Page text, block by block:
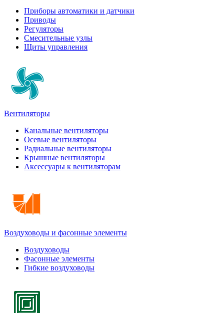
Приборы автоматики и датчики
Приводы
Регуляторы
Смесительные узлы
Щиты управления
Вентиляторы
Канальные вентиляторы
Осевые вентиляторы
Радиальные вентиляторы
Крышные вентиляторы
Аксессуары к вентиляторам
Воздуховоды и фасонные элементы
Воздуховоды
Фасонные элементы
Гибкие воздуховоды